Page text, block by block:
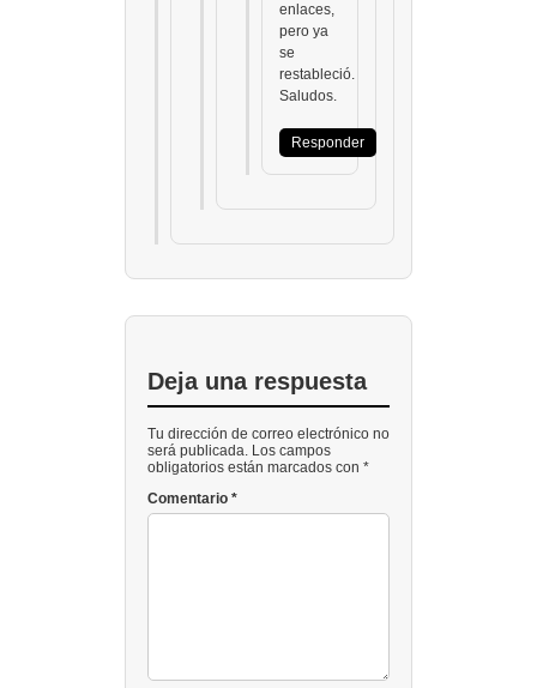
enlaces,
pero ya
se
restableció.
Saludos.
Responder
Deja una respuesta
Tu dirección de correo electrónico no
será publicada. Los campos
obligatorios están marcados con *
Comentario *